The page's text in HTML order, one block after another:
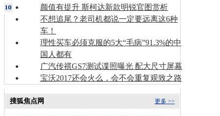
颜值有提升 斯柯达新款明锐官图赏析
不想追尾？老司机都说一定要远离这6种
车！
理性买车必须克服的5大“毛病”91.3%的中
国人都有
广汽传祺GS7测试谍照曝光 配大尺寸屏幕
宝沃2017还会火么，会不会重复观致之路
更多 >>
搜狐焦点网